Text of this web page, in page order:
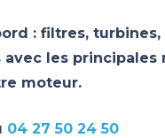
: filtres,
les
moteur.
04 27 50 24 50